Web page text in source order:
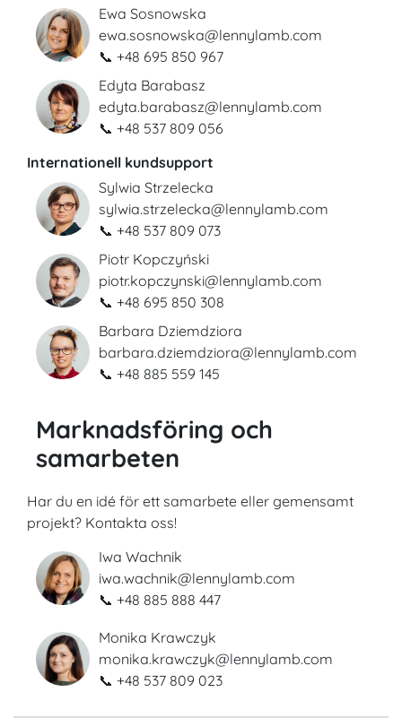
Ewa Sosnowska
ewa.sosnowska@lennylamb.com
📞 +48 695 850 967
Edyta Barabasz
edyta.barabasz@lennylamb.com
📞 +48 537 809 056
Internationell kundsupport
Sylwia Strzelecka
sylwia.strzelecka@lennylamb.com
📞 +48 537 809 073
Piotr Kopczyński
piotr.kopczynski@lennylamb.com
📞 +48 695 850 308
Barbara Dziemdziora
barbara.dziemdziora@lennylamb.com
📞 +48 885 559 145
Marknadsföring och
samarbeten
Har du en idé för ett samarbete eller gemensamt
projekt? Kontakta oss!
Iwa Wachnik
iwa.wachnik@lennylamb.com
📞 +48 885 888 447
Monika Krawczyk
monika.krawczyk@lennylamb.com
📞 +48 537 809 023